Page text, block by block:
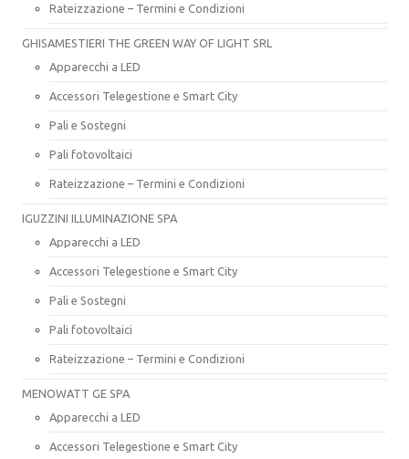
Rateizzazione – Termini e Condizioni
GHISAMESTIERI THE GREEN WAY OF LIGHT SRL
Apparecchi a LED
Accessori Telegestione e Smart City
Pali e Sostegni
Pali fotovoltaici
Rateizzazione – Termini e Condizioni
IGUZZINI ILLUMINAZIONE SPA
Apparecchi a LED
Accessori Telegestione e Smart City
Pali e Sostegni
Pali fotovoltaici
Rateizzazione – Termini e Condizioni
MENOWATT GE SPA
Apparecchi a LED
Accessori Telegestione e Smart City